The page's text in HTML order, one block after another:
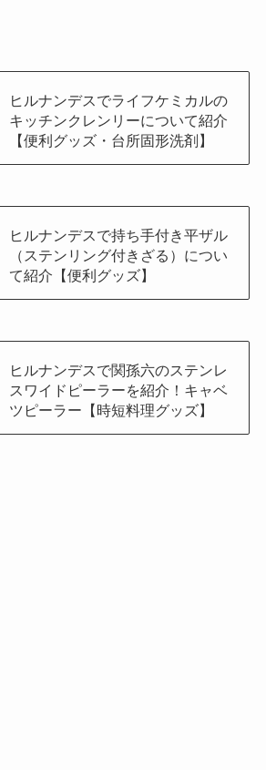
ヒルナンデスでライフケミカルの
キッチンクレンリーについて紹介
【便利グッズ・台所固形洗剤】
ヒルナンデスで持ち手付き平ザル
（ステンリング付きざる）につい
て紹介【便利グッズ】
ヒルナンデスで関孫六のステンレ
スワイドピーラーを紹介！キャベ
ツピーラー【時短料理グッズ】